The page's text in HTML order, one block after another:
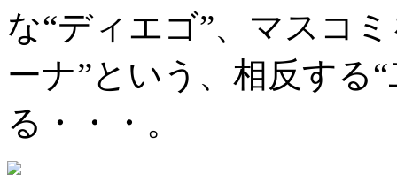
な“ディエゴ”、マスコ
ーナ”という、相反する
る・・・。